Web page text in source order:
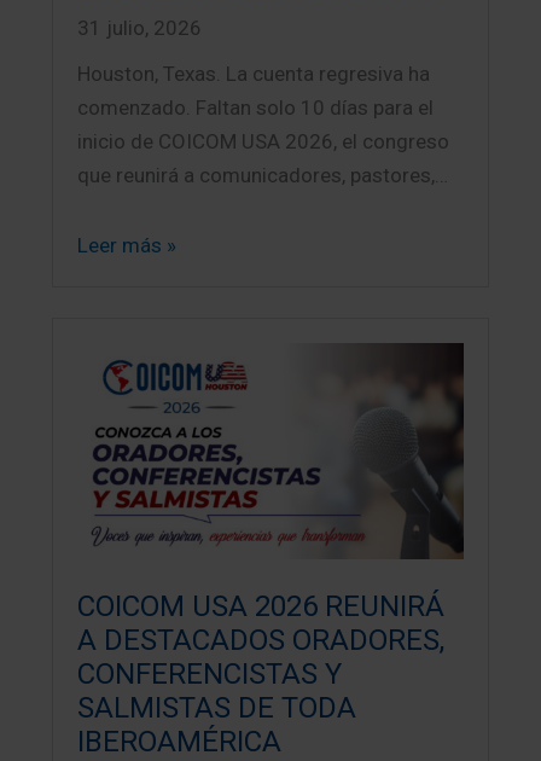
31 julio, 2026
Houston, Texas. La cuenta regresiva ha
comenzado. Faltan solo 10 días para el
inicio de COICOM USA 2026, el congreso
que reunirá a comunicadores, pastores,…
Leer más »
COICOM USA 2026 REUNIRÁ
A DESTACADOS ORADORES,
CONFERENCISTAS Y
SALMISTAS DE TODA
IBEROAMÉRICA